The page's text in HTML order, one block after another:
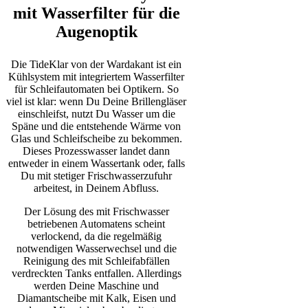
mit Wasserfilter für die
Augenoptik
Die TideKlar von der Wardakant ist ein
Kühlsystem mit integriertem Wasserfilter
für Schleifautomaten bei Optikern. So
viel ist klar: wenn Du Deine Brillengläser
einschleifst, nutzt Du Wasser um die
Späne und die entstehende Wärme von
Glas und Schleifscheibe zu bekommen.
Dieses Prozesswasser landet dann
entweder in einem Wassertank oder, falls
Du mit stetiger Frischwasserzufuhr
arbeitest, in Deinem Abfluss.
Der Lösung des mit Frischwasser
betriebenen Automatens scheint
verlockend, da die regelmäßig
notwendigen Wasserwechsel und die
Reinigung des mit Schleifabfällen
verdreckten Tanks entfallen. Allerdings
werden Deine Maschine und
Diamantscheibe mit Kalk, Eisen und